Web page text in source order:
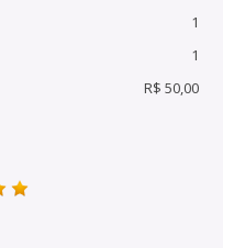
1
1
R$ 50,00